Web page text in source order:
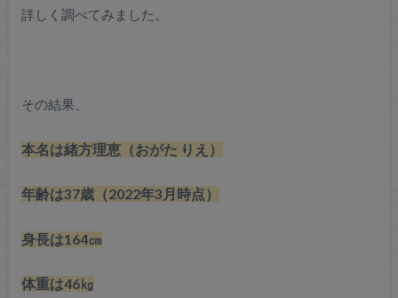
詳しく調べてみました。
その結果、
本名は緒方理恵（おがた りえ）
年齢は37歳（2022年3月時点）
身長は164㎝
体重は46㎏